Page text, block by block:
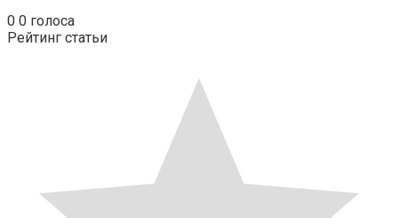
0 0 голоса
Рейтинг статьи